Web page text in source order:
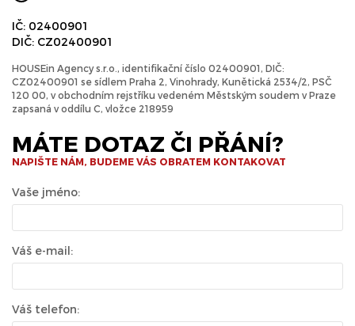
IČ: 02400901
DIČ: CZ02400901
HOUSEin Agency s.r.o., identifikační číslo 02400901, DIČ:
CZ02400901 se sídlem Praha 2, Vinohrady, Kunětická 2534/2, PSČ
120 00, v obchodním rejstříku vedeném Městským soudem v Praze
zapsaná v oddílu C, vložce 218959
MÁTE DOTAZ ČI PŘÁNÍ?
NAPIŠTE NÁM, BUDEME VÁS OBRATEM KONTAKOVAT
Vaše jméno:
Váš e-mail:
Váš telefon: